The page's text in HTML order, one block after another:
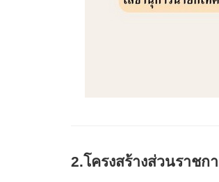
2.โครงสร้างส่วนราชก